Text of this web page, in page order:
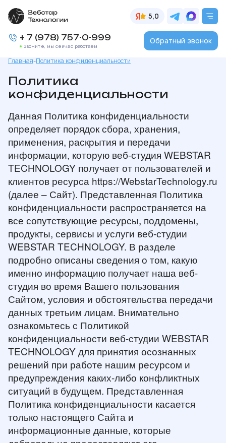
5,0
+ 7 (978) 757-0-999
Звоните, мы сейчас работаем
Обратный звонок
Главная-Политика конфиденциальности
Политика
конфиденциальности
Данная Политика конфиденциальности
определяет порядок сбора, хранения,
применения, раскрытия и передачи
информации, которую веб-студия WEBSTAR
TECHNOLOGY получает от пользователей и
клиентов ресурса https://WebstarTechnology.ru
(далее – Сайт). Представленная Политика
конфиденциальности распространяется на
все сопутствующие ресурсы, поддомены,
продукты, сервисы и услуги веб-студии
WEBSTAR TECHNOLOGY. В разделе
подробно описаны сведения о том, какую
именно информацию получает наша веб-
студия во время Вашего пользования
Сайтом, условия и обстоятельства передачи
данных третьим лицам. Внимательно
ознакомьтесь с Политикой
конфиденциальности веб-студии WEBSTAR
TECHNOLOGY для принятия осознанных
решений при работе нашим ресурсом и
предупреждения каких-либо конфликтных
ситуаций в будущем. Представленная
Политика конфиденциальности касается
только настоящего Сайта и
информационные данные, которые